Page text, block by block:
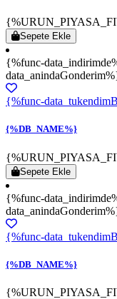
Sepete Ekle
{%func-
{%func-
{%DB_NAME%}
Sepete Ekle
{%func-
{%func-
{%DB_NAME%}